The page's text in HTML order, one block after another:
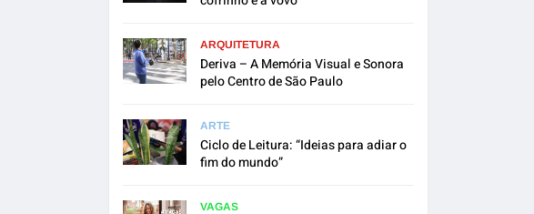
ARQUITETURA
Deriva – A Memória Visual e Sonora
pelo Centro de São Paulo
ARTE
Ciclo de Leitura: “Ideias para adiar o
fim do mundo”
VAGAS